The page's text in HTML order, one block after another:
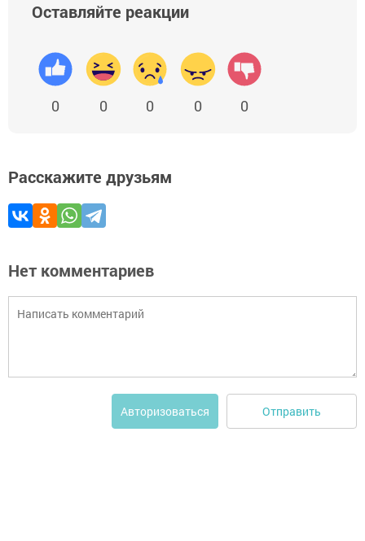
Оставляйте реакции
0 0 0 0 0
Расскажите друзьям
Нет комментариев
Авторизоваться Отправить